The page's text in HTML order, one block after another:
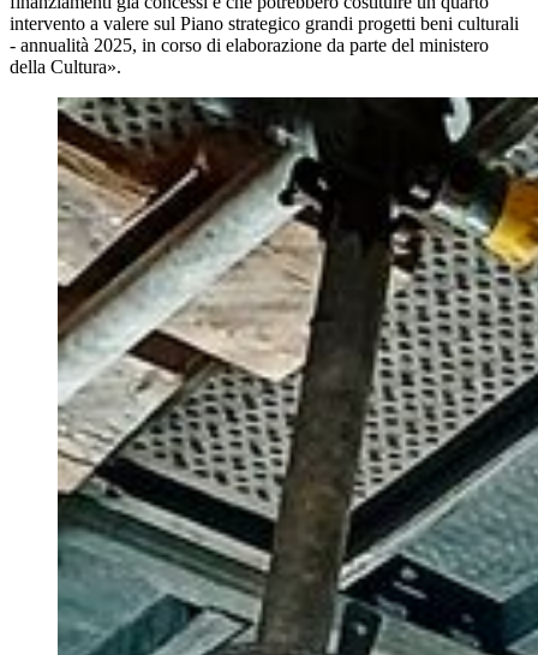
intervento a valere sul Piano strategico grandi progetti beni culturali
- annualità 2025, in corso di elaborazione da parte del ministero
della Cultura».